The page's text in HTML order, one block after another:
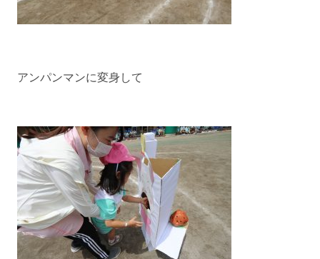
アンパンマンに変身して